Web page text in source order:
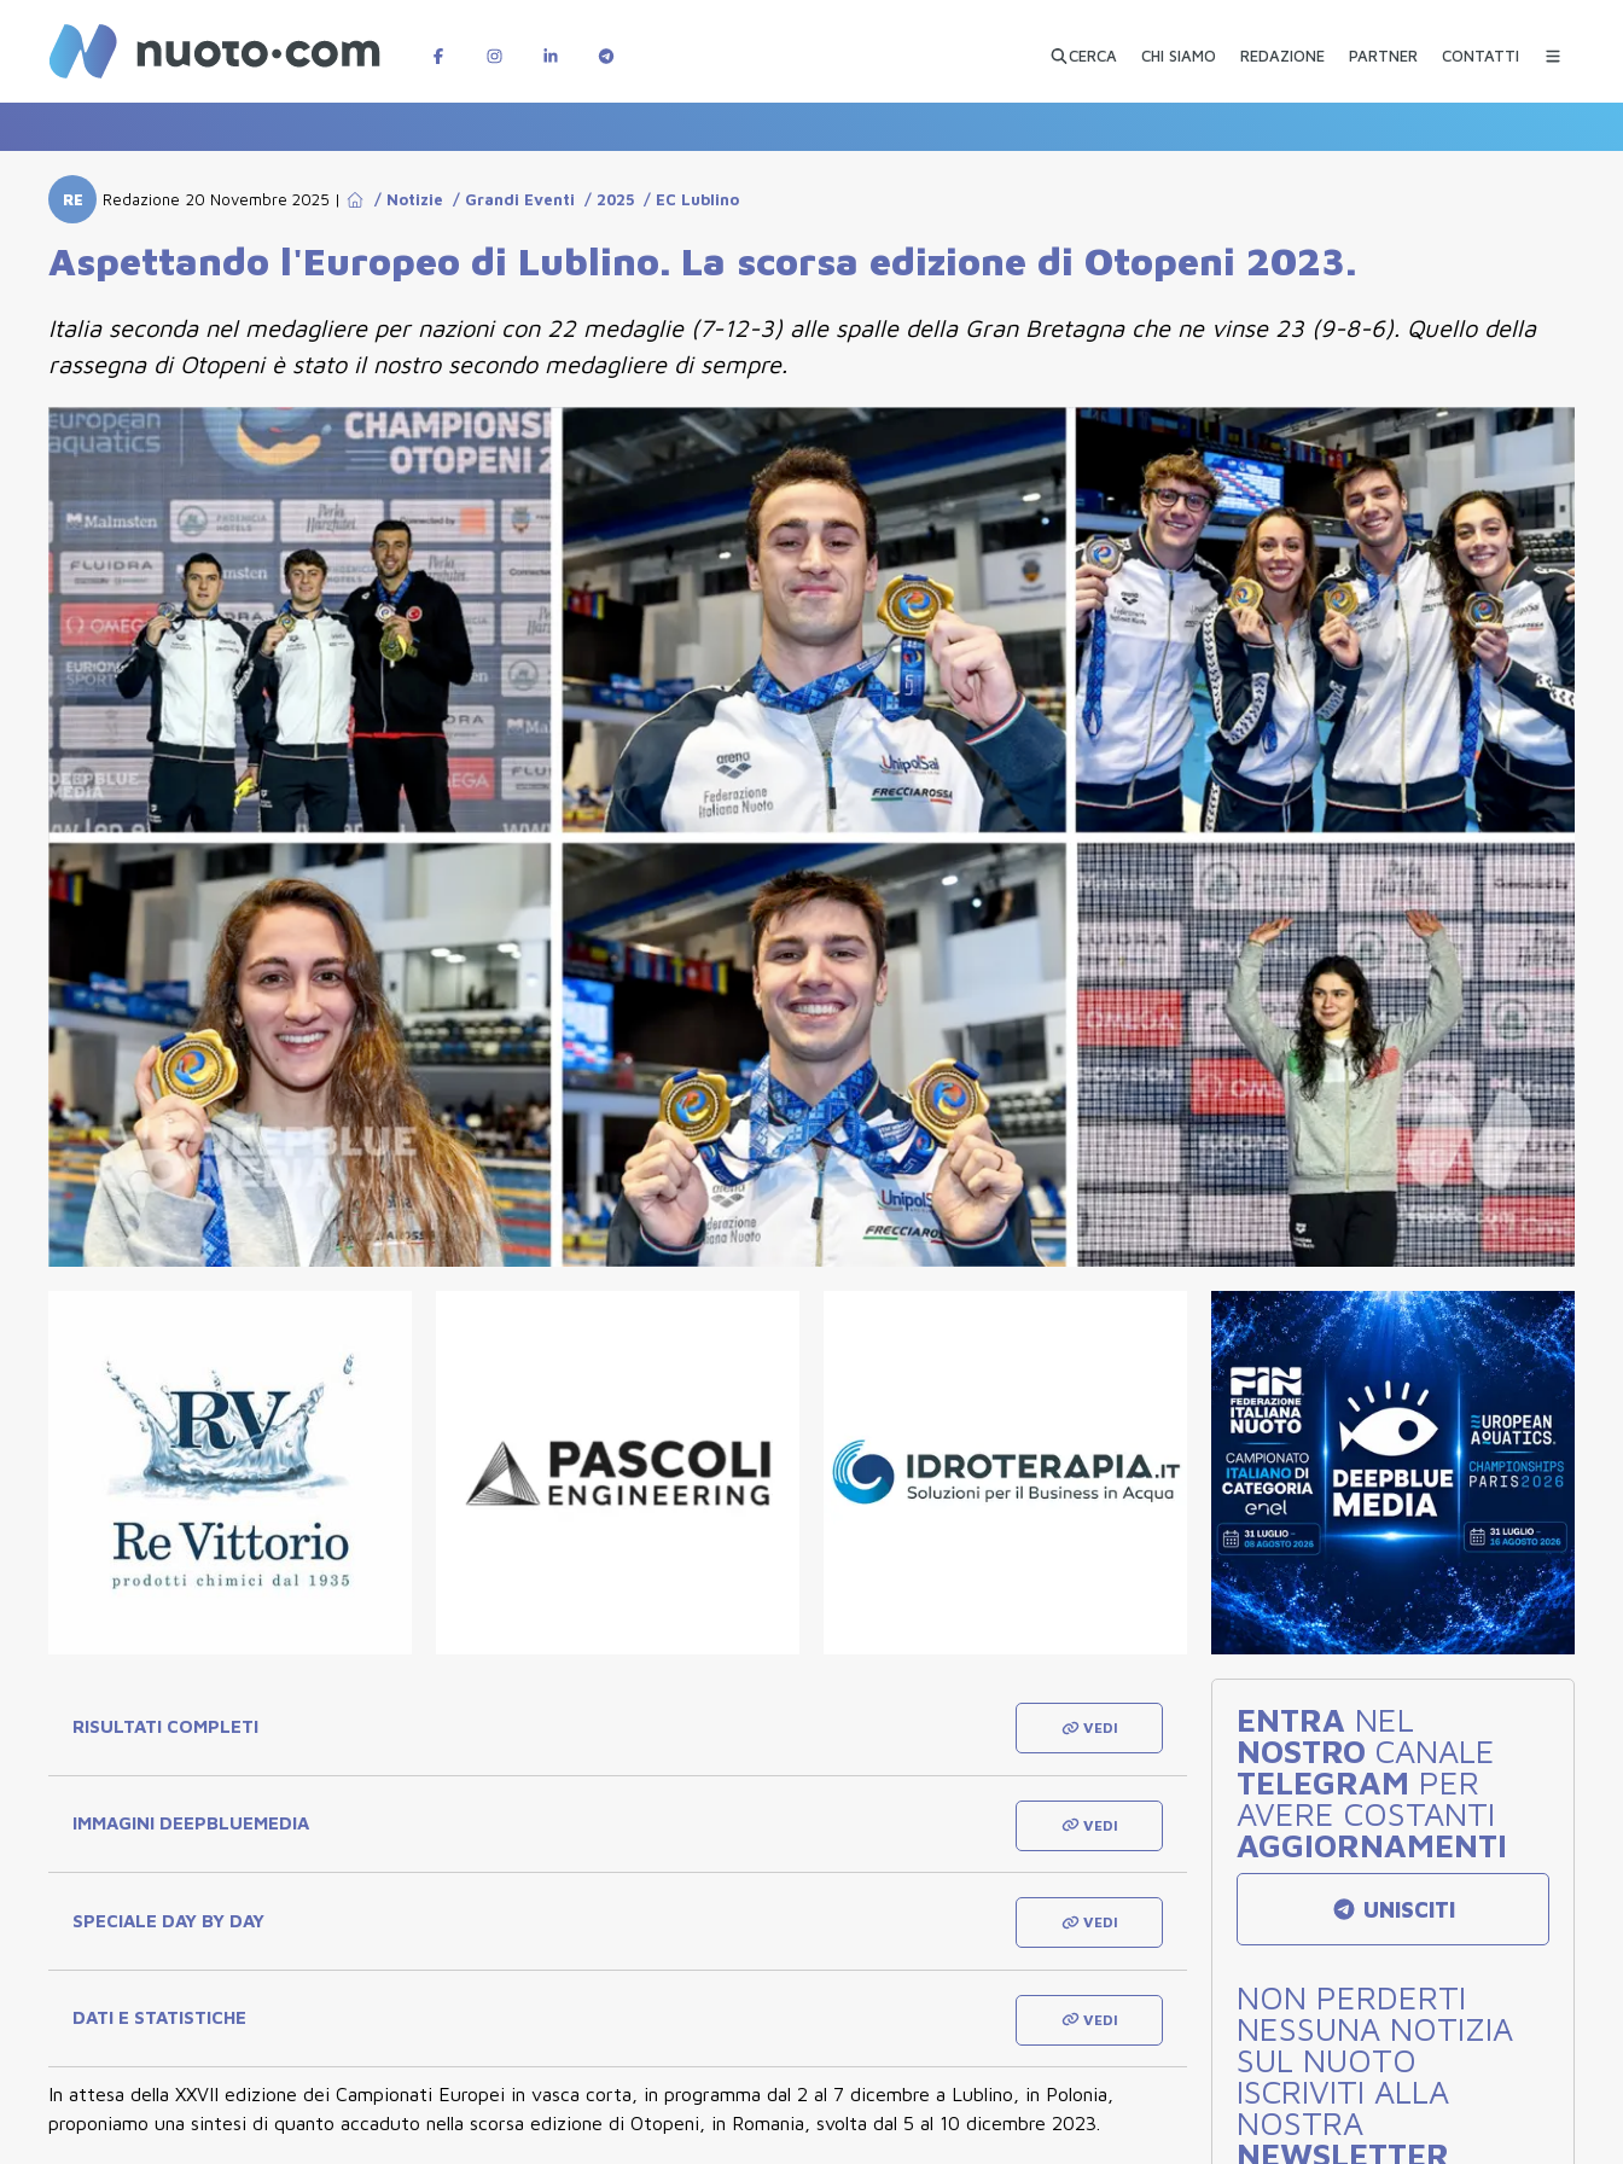
CERCA CHI SIAMO REDAZIONE PARTNER CONTATTI
RE Redazione 20 Novembre 2025 | / Notizie / Grandi Eventi / 2025 / EC Lublino
Aspettando l'Europeo di Lublino. La scorsa edizione di Otopeni 2023.
Italia seconda nel medagliere per nazioni con 22 medaglie (7-12-3) alle spalle della Gran Bretagna che ne vinse 23 (9-8-6). Quello della
rassegna di Otopeni è stato il nostro secondo medagliere di sempre.
RISULTATI COMPLETI VEDI
IMMAGINI DEEPBLUEMEDIA VEDI
SPECIALE DAY BY DAY VEDI
DATI E STATISTICHE VEDI
In attesa della XXVII edizione dei Campionati Europei in vasca corta, in programma dal 2 al 7 dicembre a Lublino, in Polonia,
proponiamo una sintesi di quanto accaduto nella scorsa edizione di Otopeni, in Romania, svolta dal 5 al 10 dicembre 2023.
ENTRA NEL
NOSTRO CANALE
TELEGRAM PER
AVERE COSTANTI
AGGIORNAMENTI
UNISCITI
NON PERDERTI
NESSUNA NOTIZIA
SUL NUOTO
ISCRIVITI ALLA
NOSTRA
NEWSLETTER